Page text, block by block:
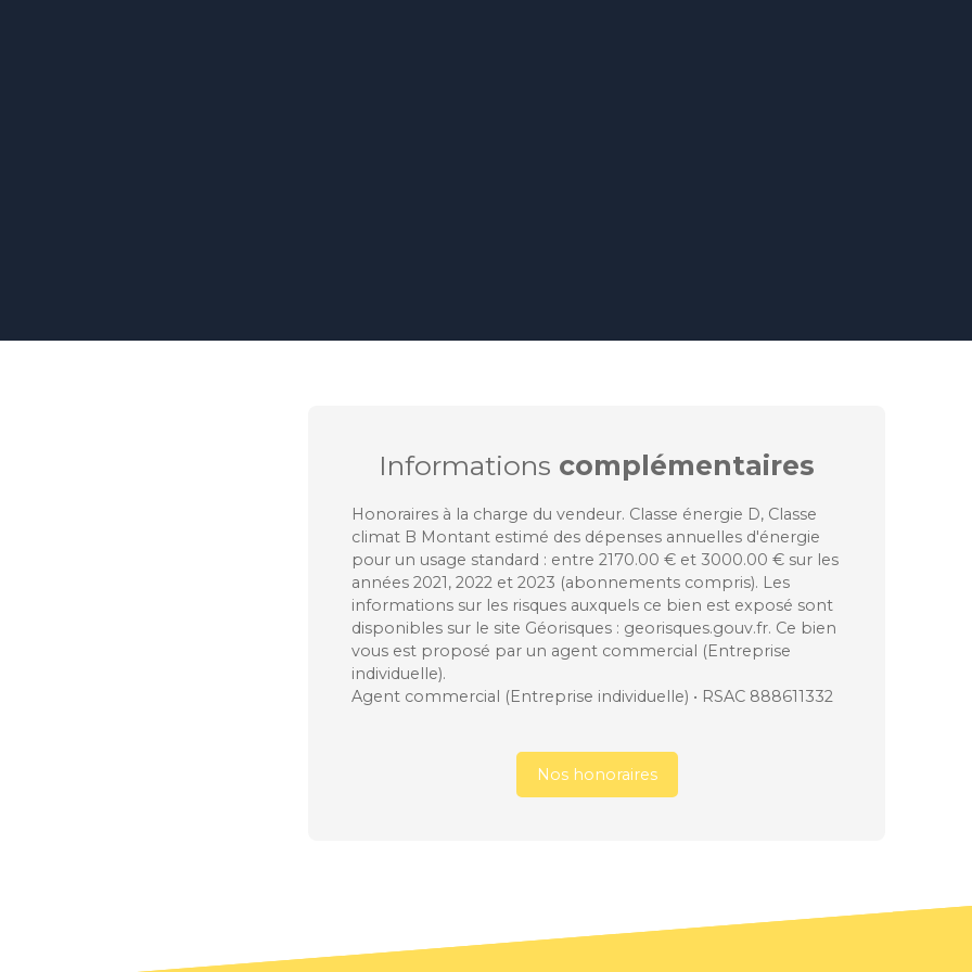
Informations complémentaires
Honoraires à la charge du vendeur. Classe énergie D, Classe
climat B Montant estimé des dépenses annuelles d'énergie
pour un usage standard : entre 2170.00 € et 3000.00 € sur les
années 2021, 2022 et 2023 (abonnements compris). Les
informations sur les risques auxquels ce bien est exposé sont
disponibles sur le site Géorisques : georisques.gouv.fr. Ce bien
vous est proposé par un agent commercial (Entreprise
individuelle).
Agent commercial (Entreprise individuelle) • RSAC 888611332
Nos honoraires